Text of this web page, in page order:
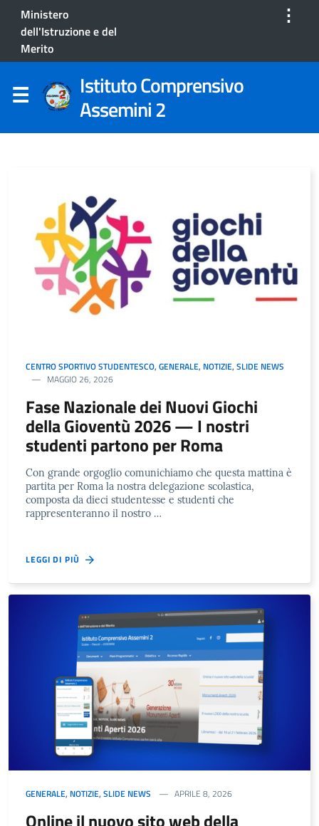
Ministero
dell'Istruzione e del
Merito
⋮
Istituto Comprensivo
Assemini 2
CENTRO SPORTIVO STUDENTESCO, GENERALE, NOTIZIE, SLIDE NEWS
MAGGIO 26, 2026
Fase Nazionale dei Nuovi Giochi
della Gioventù 2026 — I nostri
studenti partono per Roma
Con grande orgoglio comunichiamo che questa mattina è
partita per Roma la nostra delegazione scolastica,
composta da dieci studentesse e studenti che
rappresenteranno il nostro …
LEGGI DI PIÙ
GENERALE, NOTIZIE, SLIDE NEWS APRILE 8, 2026